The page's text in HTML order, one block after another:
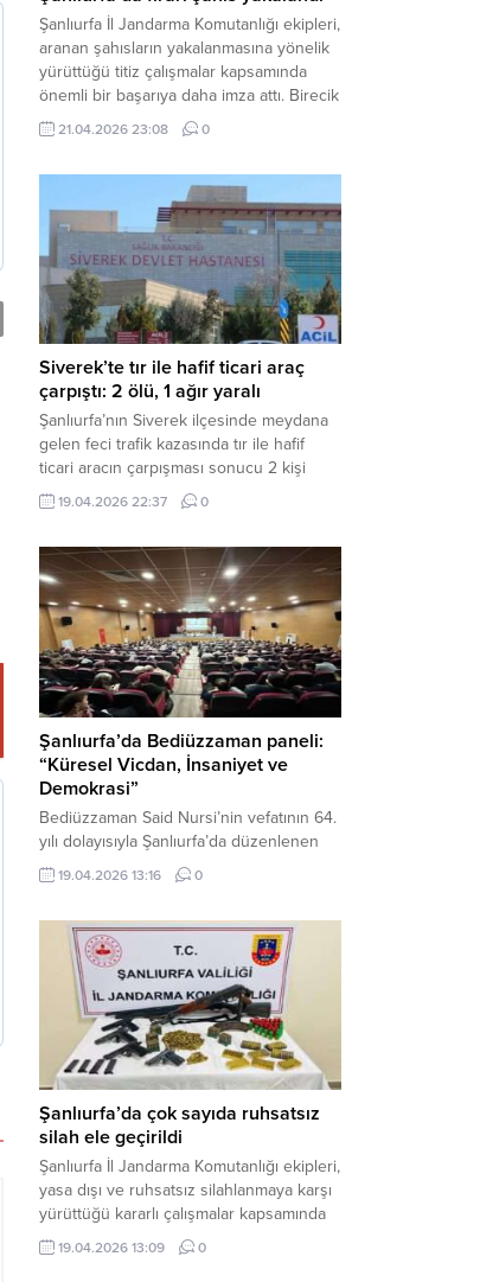
Şanlıurfa İl Jandarma Komutanlığı ekipleri,
aranan şahısların yakalanmasına yönelik
yürüttüğü titiz çalışmalar kapsamında
önemli bir başarıya daha imza attı. Birecik
ilçesinde düzenlenen operasyonla,
hakkında kesinleşmiş hapis cezası
teslim edildi. Haber Merkezi – Şanlıurfa
Valiliği İl Basın ve Halkla İlişkiler
Müdürlüğü tarafından yapılan açıklamaya
göre; İl...
21.04.2026 23:08 0
Siverek’te tır ile hafif ticari araç
çarpıştı: 2 ölü, 1 ağır yaralı
Şanlıurfa’nın Siverek ilçesinde meydana
gelen feci trafik kazasında tır ile hafif
ticari aracın çarpışması sonucu 2 kişi
yaşamını yitirdi, 1 kişi ise ağır yaralandı.
Haber Merkezi – Siverek-Adıyaman kara
çarpışması sonucu meydana gelen
kazada can pazarı yaşandı. Kafa Kafaya
Çarpıştılar Edinilen bilgilere göre,
Hüseyin Çelik (29)...
19.04.2026 22:37 0
Şanlıurfa’da Bediüzzaman paneli:
“Küresel Vicdan, İnsaniyet ve
Demokrasi”
Bediüzzaman Said Nursi’nin vefatının 64.
yılı dolayısıyla Şanlıurfa’da düzenlenen
panelde, günümüzün manevi ve
toplumsal sorunlarına Risale-i Nur
Necmettin Cevheri Kültür Merkezi’nde
gerçekleştirilen “Küresel Vicdan,
İnsaniyet ve Demokrasi” başlıklı panel,
hürriyet, adalet ve hukuk vurgularıyla
yoğun katılıma sahne oldu. Haber
Merkezi – Bediüzzaman Eğitim Kültür ve
Sanat...
19.04.2026 13:16 0
Şanlıurfa’da çok sayıda ruhsatsız
silah ele geçirildi
Şanlıurfa İl Jandarma Komutanlığı ekipleri,
yasa dışı ve ruhsatsız silahlanmaya karşı
yürüttüğü kararlı çalışmalar kapsamında
Bozova ilçesinde bir ikamete operasyon
düzenledi. Yapılan aramada çok sayıda
19.04.2026 13:09 0